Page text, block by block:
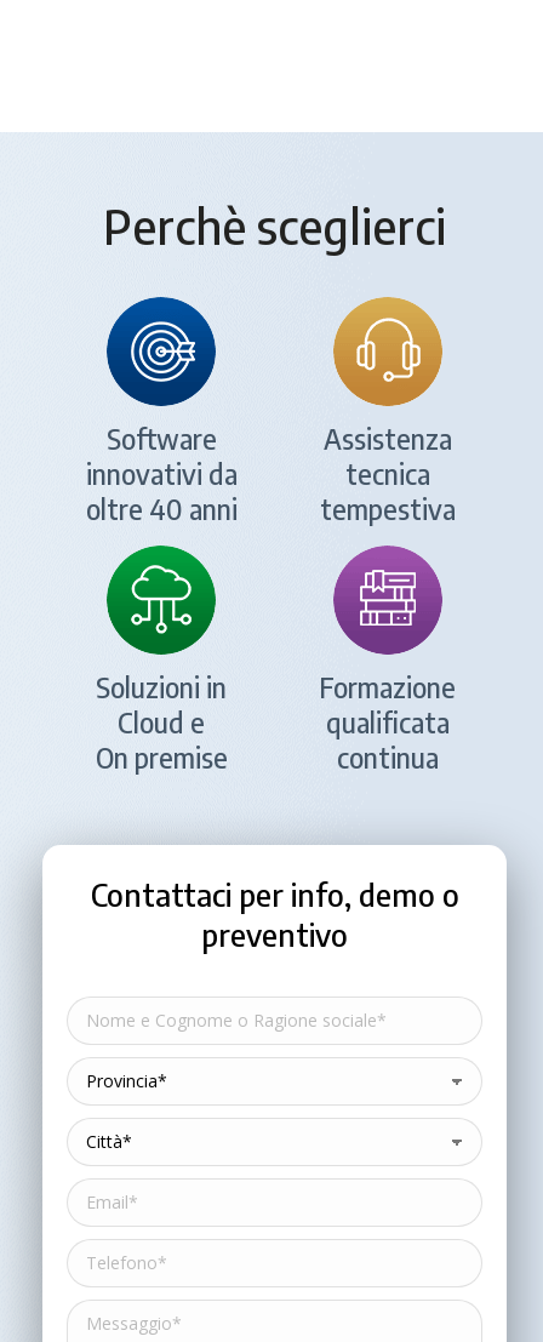
Perchè sceglierci
Software
innovativi da
oltre 40 anni
Assistenza
tecnica
tempestiva
Soluzioni in
Cloud e
On premise
Formazione
qualificata
continua
Contattaci per info, demo o
preventivo